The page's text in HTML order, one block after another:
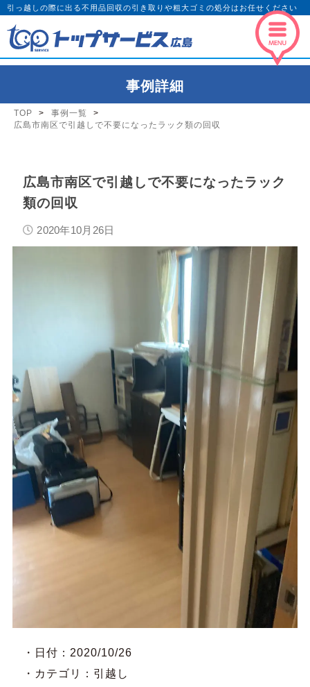
引っ越しの際に出る不用品回収の引き取りや粗大ゴミの処分はお任せください
事例詳細
TOP
事例一覧
広島市南区で引越しで不要になったラック類の回収
広島市南区で引越しで不要になったラック
類の回収
2020年10月26日
・日付：2020/10/26
・カテゴリ：引越し